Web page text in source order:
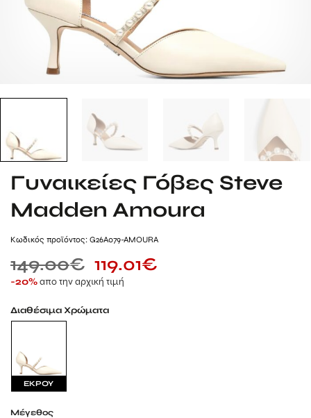
Γυναικείες Γόβες Steve
Madden Amoura
Kωδικός προϊόντος: G26A079-AMOURA
149.00€ 119.01€
-20%απο την αρχική τιμή
Διαθέσιμα Χρώματα
ΕΚΡΟΥ
Μέγεθος